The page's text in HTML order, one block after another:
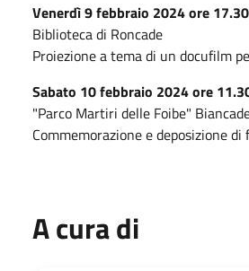
Venerdì 9 febbraio 2024 ore 17.30
Biblioteca di Roncade
Proiezione a tema di un docufilm
Sabato 10 febbraio 2024 ore
"Parco Martiri delle Foibe"
Commemorazione e deposizione di
A cura di